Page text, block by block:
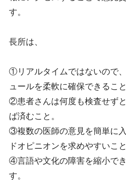
す。
長所は、
①リアルタイムではないので
ュールを柔軟に確保できること
②患者さんは何度も検査せず
ば済むこと。
③複数の医師の意見を簡単に
ドオピニオンを求めやすいこと
④言語や文化の障害を縮小で
す。